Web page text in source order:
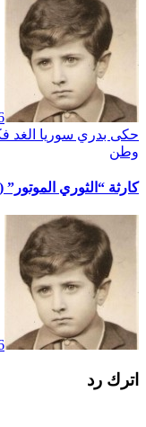
حكى بدري سوريا الغد
وطن
كارثة “الثوري الموتور” (2) :الخوارج…
اترك رد